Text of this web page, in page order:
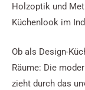
Holzoptik und
Küchenlook im
Ob als Design-
Räume: Die
zieht durch das